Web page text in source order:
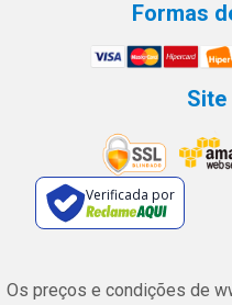
Formas
Site
Verificada por
Os preços e condições de